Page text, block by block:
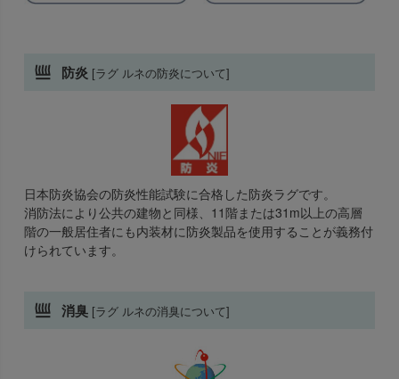
防炎 [ラグ ルネの防炎について]
日本防炎協会の防炎性能試験に合格した防炎ラグです。
消防法により公共の建物と同様、11階または31m以上の高層
階の一般居住者にも内装材に防炎製品を使用することが義務付
けられています。
消臭 [ラグ ルネの消臭について]